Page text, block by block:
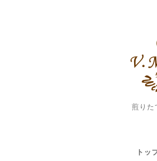
煎りた
トッ